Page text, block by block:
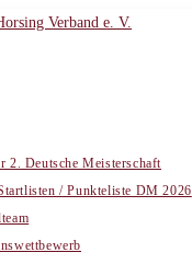
2. Deutsche Meisterschaft
/ Punkteliste DM 2026